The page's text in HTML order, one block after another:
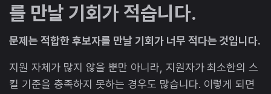
를 만날 기회가 적습니다.
문제는 적합한 후보자를 만날 기회가 너무 적다는 것입니다.
지원 자체가 많지 않을 뿐만 아니라, 지원자가 최소한의 스
킬 기준을 충족하지 못하는 경우도 많습니다. 이렇게 되면